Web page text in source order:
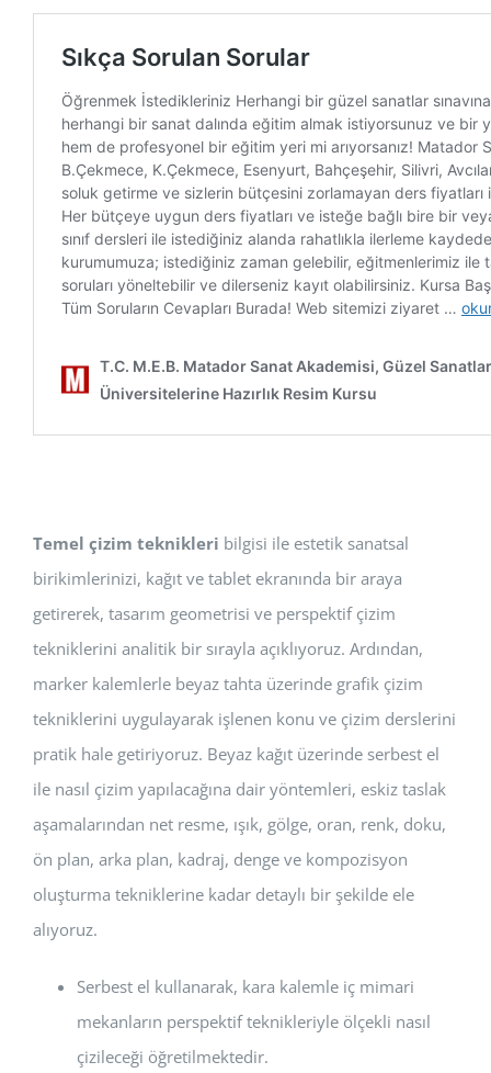
Temel çizim teknikleri bilgisi ile estetik sanatsal
birikimlerinizi, kağıt ve tablet ekranında bir araya
getirerek, tasarım geometrisi ve perspektif çizim
tekniklerini analitik bir sırayla açıklıyoruz. Ardından,
marker kalemlerle beyaz tahta üzerinde grafik çizim
tekniklerini uygulayarak işlenen konu ve çizim derslerini
pratik hale getiriyoruz. Beyaz kağıt üzerinde serbest el
ile nasıl çizim yapılacağına dair yöntemleri, eskiz taslak
aşamalarından net resme, ışık, gölge, oran, renk, doku,
ön plan, arka plan, kadraj, denge ve kompozisyon
oluşturma tekniklerine kadar detaylı bir şekilde ele
alıyoruz.
Serbest el kullanarak, kara kalemle iç mimari
mekanların perspektif teknikleriyle ölçekli nasıl
çizileceği öğretilmektedir.